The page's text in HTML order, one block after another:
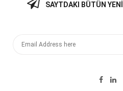
Server RAM Samsung 16GB
SAYTDAKI BÜTÜN